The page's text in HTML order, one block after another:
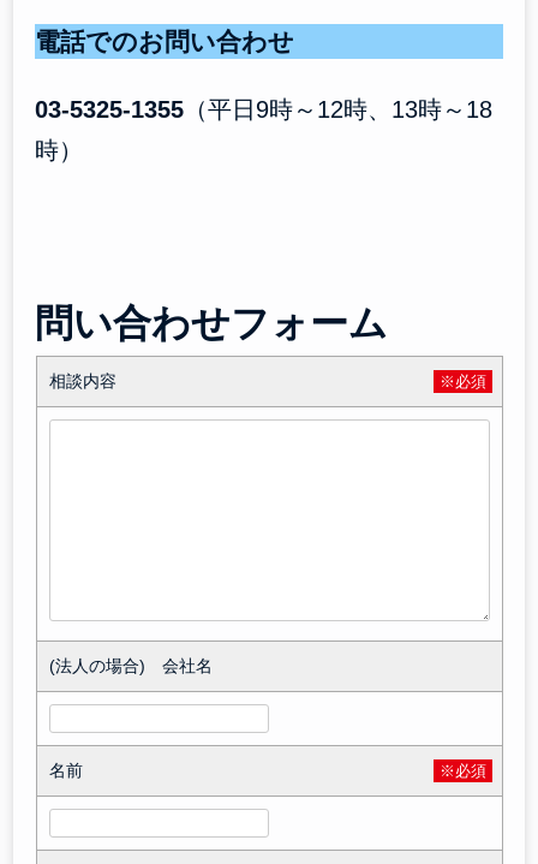
電話でのお問い合わせ
03-5325-1355 （平日9時～12時、13時～18
時）
問い合わせフォーム
相談内容 ※必須
(法人の場合) 会社名
名前 ※必須